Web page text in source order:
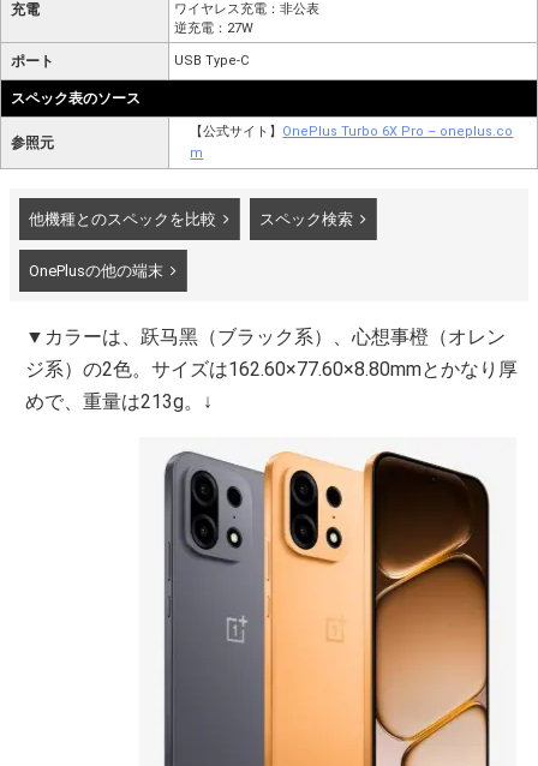
充電
ワイヤレス充電：非公表
逆充電：27W
ポート USB Type-C
スペック表のソース
参照元
【公式サイト】 OnePlus Turbo 6X Pro – oneplus.co
m
他機種とのスペックを比較 スペック検索
OnePlusの他の端末
▼カラーは、跃马黑（ブラック系）、心想事橙（オレン
ジ系）の2色。サイズは162.60×77.60×8.80mmとかなり厚
めで、重量は213g。↓